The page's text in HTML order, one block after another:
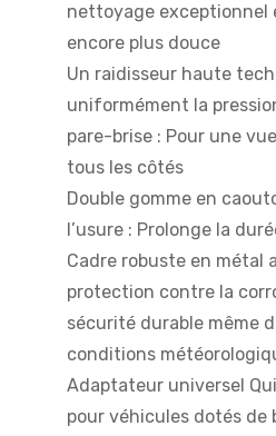
nettoyage exceptionnel
encore plus douce
Un raidisseur haute
uniformément la
pare-brise : Pour une
tous les côtés
Double gomme en
l’usure : Prolonge la
Cadre robuste en métal
protection contre la
sécurité durable même
conditions
Adaptateur universel
pour véhicules dotés de